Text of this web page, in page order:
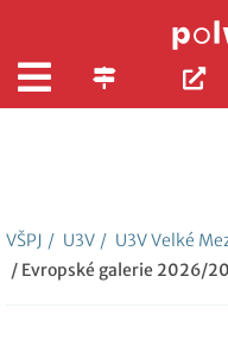
VŠPJ / U3V / U3V Velké
/ Evropské galerie 2026/